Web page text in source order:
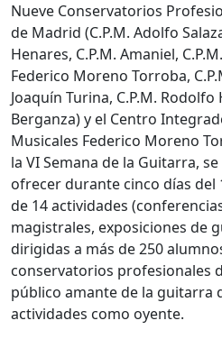
Nueve Conservatorios
de Madrid (C.P.M. Adolfo
Henares, C.P.M. Amaniel,
Federico Moreno Torroba,
Joaquín Turina, C.P.M. Rodolfo
Berganza) y el Centro
Musicales Federico Moreno
la VI Semana de la Guitarra,
ofrecer durante cinco días del
de 14 actividades
magistrales, exposiciones de
dirigidas a más de 250
conservatorios profesionales
público amante de la guitarra
actividades como oyente.